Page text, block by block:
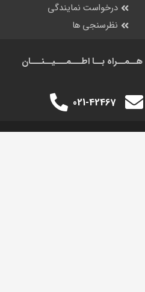
درخواست نمایندگی
نظرسنجی ها
هــمــراه بــا اطـــمـــیــنـــان
021-42467